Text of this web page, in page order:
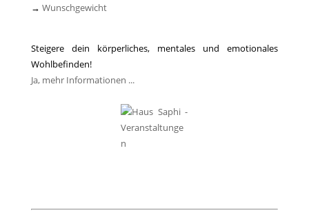
→ Wunschgewicht
Steigere dein körperliches, mentales und emotionales
Wohlbefinden!
Ja, mehr Informationen ...